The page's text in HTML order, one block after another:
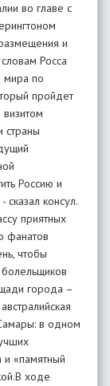
во главе с
и
Росса
мира по
пройдет
страны
Россию и
сказал консул.
приятных
фанатов
чтобы
города –
в одном
«памятный
ходе